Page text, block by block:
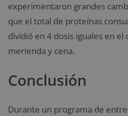
experimentaron grandes
que el total de proteínas
dividió en 4 dosis iguales en el
merienda y cena.
Conclusión
Durante un programa de